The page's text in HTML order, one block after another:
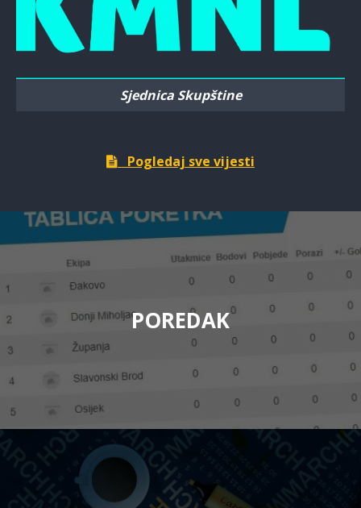
Sjednica Skupštine
Pogledaj sve vijesti
POREDAK